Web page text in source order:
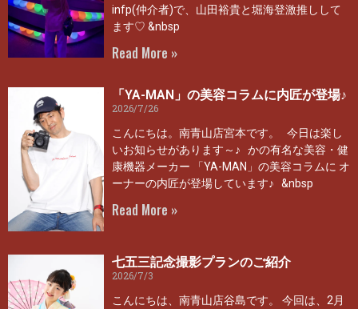
infp(仲介者)で、山田裕貴と堀海登激推しして
ます♡ &nbsp
Read More »
「YA-MAN」の美容コラムに内匠が登場♪
2026/7/26
こんにちは。南青山店宮本です。 今日は楽し
いお知らせがあります～♪ かの有名な美容・健
康機器メーカー 「YA-MAN」の美容コラムに オ
ーナーの内匠が登場しています♪ &nbsp
Read More »
七五三記念撮影プランのご紹介
2026/7/3
こんにちは、南青山店谷島です。 今回は、2月